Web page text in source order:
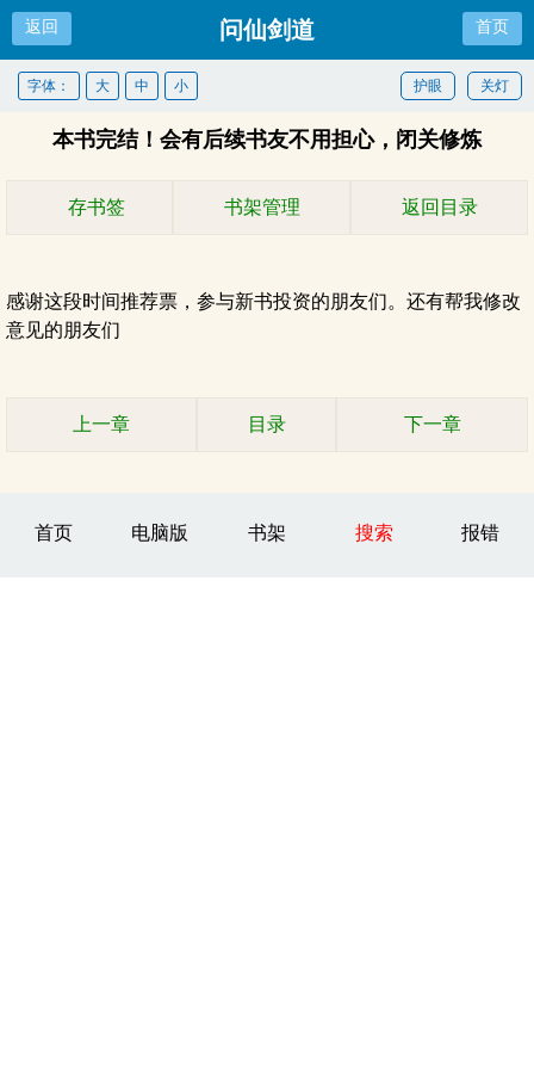
返回 问仙剑道 首页
关灯
护眼
字体： 大 中 小
本书完结！会有后续书友不用担心，闭关修炼
存书签 书架管理 返回目录
感谢这段时间推荐票，参与新书投资的朋友们。还有帮我修改
意见的朋友们
上一章 目录 下一章
首页 电脑版 书架 搜索 报错